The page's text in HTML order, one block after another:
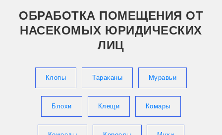
Абакан
Артём
Балашов
Арсеньев
Балтийск
Верея
Белоусово
Белореченск
Братск
Гай
Гусев
Гагарин
ОБРАБОТКА ПОМЕЩЕНИЯ ОТ
НАСЕКОМЫХ ЮРИДИЧЕСКИХ
ЛИЦ
Клопы Тараканы Муравьи
Блохи Клещи Комары